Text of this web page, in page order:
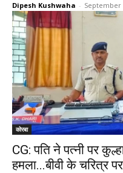
Dipesh Kushwaha - September
कोरबा
CG: पति ने पत्नी पर
हमला...बीवी के चरित्र